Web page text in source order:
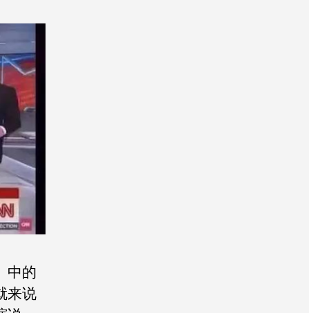
中的
来说